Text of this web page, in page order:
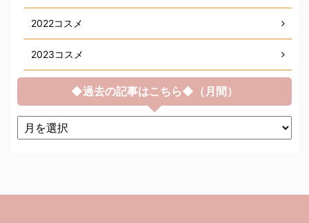
2022コスメ
2023コスメ
◆過去の記事はこちら◆（月間）